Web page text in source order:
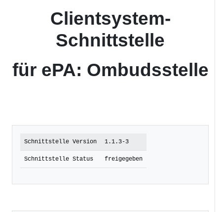
Clientsystem-
Schnittstelle
für ePA: Ombudsstelle
Schnittstelle Version 1.1.3-3
Schnittstelle Status freigegeben